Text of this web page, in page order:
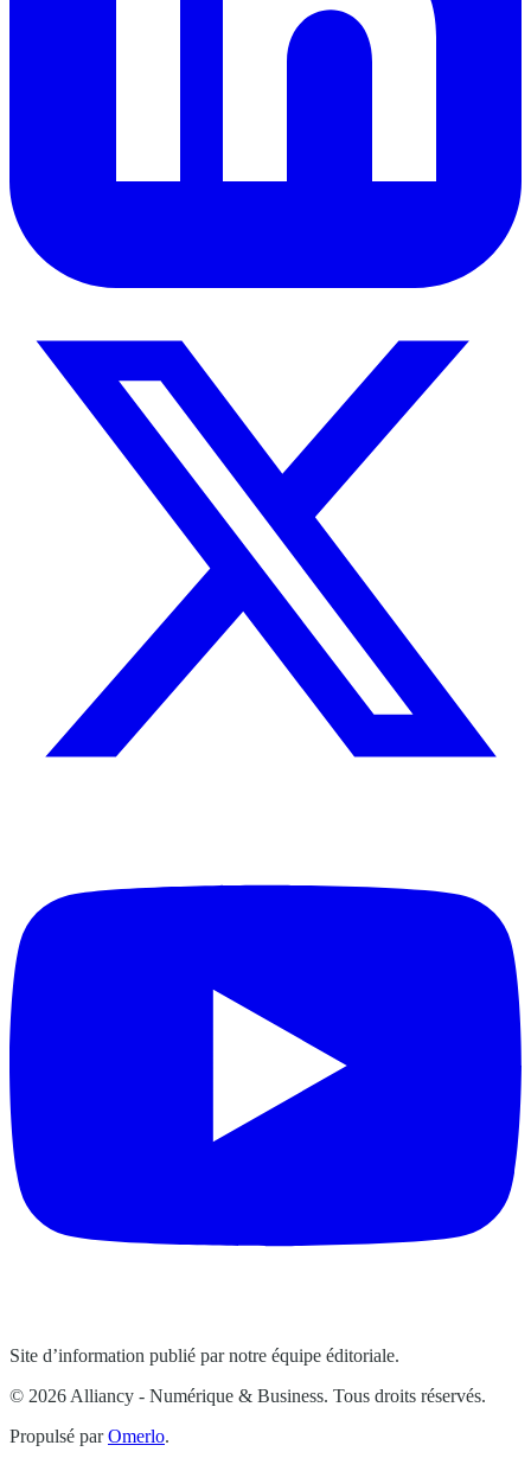
Site d’information publié par notre équipe éditoriale.
© 2026 Alliancy - Numérique & Business. Tous droits réservés.
Propulsé parOmerlo.